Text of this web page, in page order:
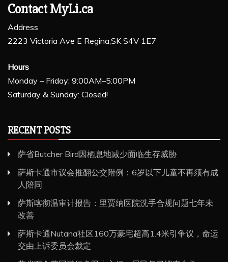
Contact MyLi.ca
Address
2223 Victoria Ave E Regina,SK S4V 1E7
Hours
Monday – Friday: 9:00AM–5:00PM
Saturday & Sunday: Closed!
RECENT POSTS
萨省Butcher Bird因栖息地减少面临生存威胁
萨斯卡通市议会推翻公交附例：6岁以下儿童不再须有成
人陪同
萨斯喀彻温审计报告：里贾纳医院洗手合规问题七年未
改善
萨斯卡通Nutana社区160万豪宅超高1.4米引争议，命运
交由上诉委员会裁定